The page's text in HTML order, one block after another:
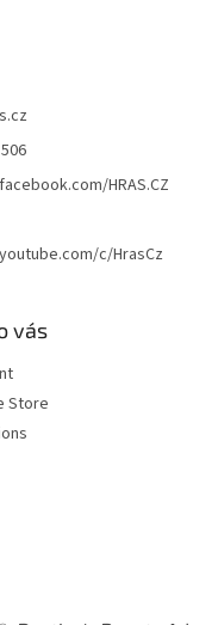
HRAS.CZ
c/HrasCz
vás
Store